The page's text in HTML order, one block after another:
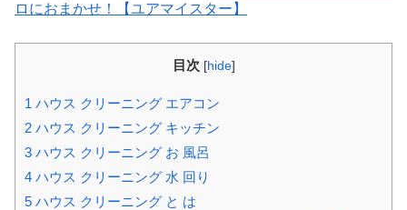
ロにおまかせ！【ユアマイスター】
目次 [hide]
1 ハウス クリーニング エアコン
2 ハウス クリーニング キッチン
3 ハウス クリーニング お 風呂
4 ハウス クリーニング 水 回り
5 ハウス クリーニング と は